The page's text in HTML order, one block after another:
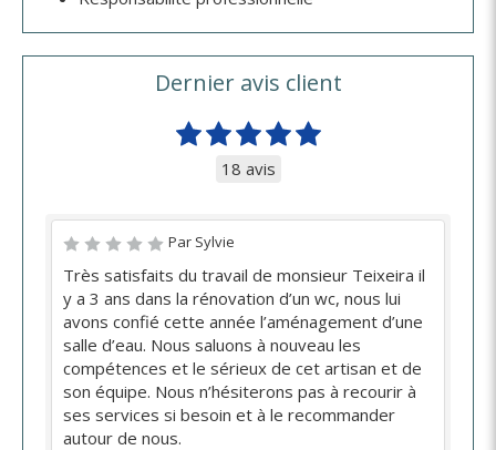
Dernier avis client
18 avis
Par Sylvie
Très satisfaits du travail de monsieur Teixeira il
y a 3 ans dans la rénovation d’un wc, nous lui
avons confié cette année l’aménagement d’une
salle d’eau. Nous saluons à nouveau les
compétences et le sérieux de cet artisan et de
son équipe. Nous n’hésiterons pas à recourir à
ses services si besoin et à le recommander
autour de nous.